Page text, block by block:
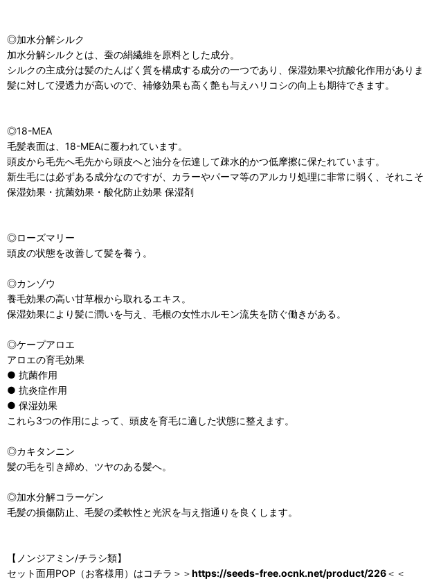
◎加水分解シルク
加水分解シルクとは、蚕の絹繊維を原料とした成分。
シルクの主成分は髪のたんぱく質を構成する成分の一つであり、保湿効果や抗酸化作用がありま
髪に対して浸透力が高いので、補修効果も高く艶も与えハリコシの向上も期待できます。
◎18-MEA
毛髪表面は、18-MEAに覆われています。
頭皮から毛先へ毛先から頭皮へと油分を伝達して疎水的かつ低摩擦に保たれています。
新生毛には必ずある成分なのですが、カラーやパーマ等のアルカリ処理に非常に弱く、それ
保湿効果・抗菌効果・酸化防止効果 保湿剤
◎ローズマリー
頭皮の状態を改善して髪を養う。
◎カンゾウ
養毛効果の高い甘草根から取れるエキス。
保湿効果により髪に潤いを与え、毛根の女性ホルモン流失を防ぐ働きがある。
◎ケープアロエ
アロエの育毛効果
● 抗菌作用
● 抗炎症作用
● 保湿効果
これら3つの作用によって、頭皮を育毛に適した状態に整えます。
◎カキタンニン
髪の毛を引き締め、ツヤのある髪へ。
◎加水分解コラーゲン
毛髪の損傷防止、毛髪の柔軟性と光沢を与え指通りを良くします。
【ノンジアミン/チラシ類】
セット面用POP（お客様用）はコチラ＞＞https://seeds-free.ocnk.net/product/226＜＜